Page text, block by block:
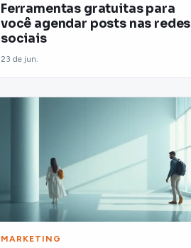
Ferramentas gratuitas para
você agendar posts nas redes
sociais
23 de jun.
MARKETING